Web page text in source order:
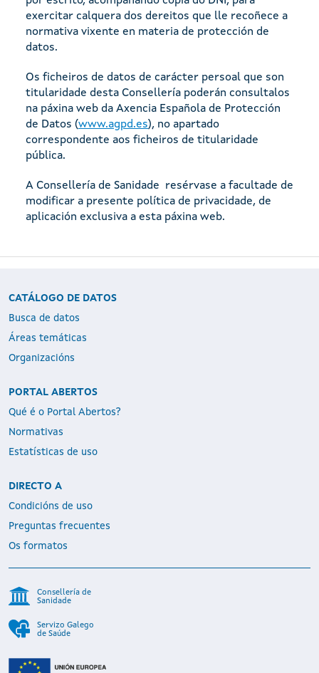
exercitar calquera dos dereitos que lle recoñece a
normativa vixente en materia de protección de
datos.
Os ficheiros de datos de carácter persoal que son
titularidade desta Consellería poderán consultalos
na páxina web da Axencia Española de Protección
de Datos (www.agpd.es), no apartado
correspondente aos ficheiros de titularidade
pública.
A Consellería de Sanidade resérvase a facultade de
modificar a presente política de privacidade, de
aplicación exclusiva a esta páxina web.
CATÁLOGO DE DATOS
Busca de datos
Áreas temáticas
Organizacións
PORTAL ABERTOS
Qué é o Portal Abertos?
Normativas
Estatísticas de uso
DIRECTO A
Condicións de uso
Preguntas frecuentes
Os formatos
Consellería de
Sanidade
Servizo Galego
de Saúde